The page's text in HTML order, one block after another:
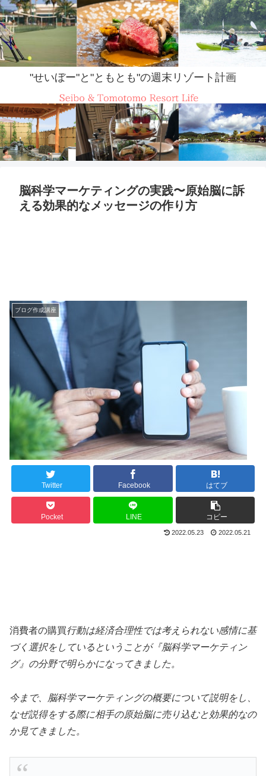
"せいぼー"と"ともとも"の週末リゾート計画
脳科学マーケティングの実践〜原始脳に訴
える効果的なメッセージの作り方
ブログ作成講座
Twitter Facebook はてブ
Pocket LINE コピー
2022.05.23 2022.05.21
消費者の購買行動は経済合理性では考えられない感情に基
づく選択をしているということが『脳科学マーケティン
グ』の分野で明らかになってきました。
今まで、脳科学マーケティングの概要について説明をし、
なぜ説得をする際に相手の原始脳に売り込むと効果的なの
か見てきました。